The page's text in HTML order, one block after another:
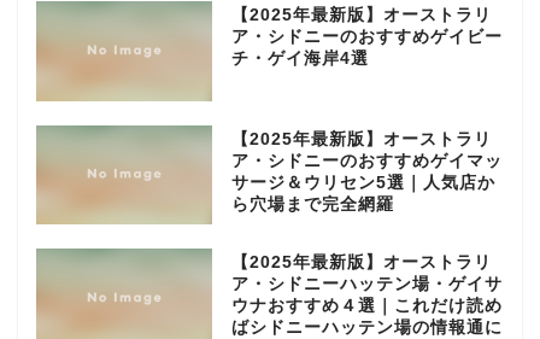
【2025年最新版】オーストラリ
ア・シドニーのおすすめゲイビー
チ・ゲイ海岸4選
【2025年最新版】オーストラリ
ア・シドニーのおすすめゲイマッ
サージ＆ウリセン5選｜人気店か
ら穴場まで完全網羅
【2025年最新版】オーストラリ
ア・シドニーハッテン場・ゲイサ
ウナおすすめ４選｜これだけ読め
ばシドニーハッテン場の情報通に